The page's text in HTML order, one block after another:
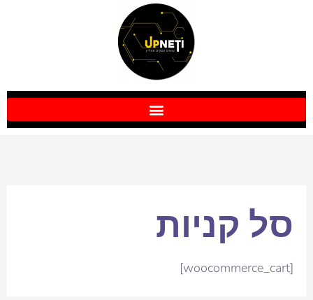
סל קניות
[woocommerce_cart]